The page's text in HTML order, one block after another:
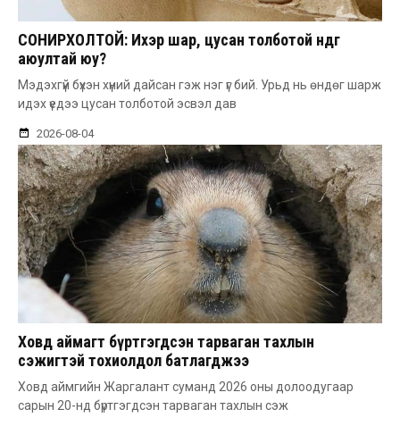
СОНИРХОЛТОЙ: Ихэр шар, цусан толботой өндөг
аюултай юу?
Мэдэхгүй бүхэн хүний дайсан гэж нэг үг бий. Урьд нь өндөг шарж
идэх үедээ цусан толботой эсвэл дав
2026-08-04
Ховд аймагт бүртгэгдсэн тарваган тахлын
сэжигтэй тохиолдол батлагджээ
Ховд аймгийн Жаргалант суманд 2026 оны долоодугаар
сарын 20-нд бүртгэгдсэн тарваган тахлын сэж